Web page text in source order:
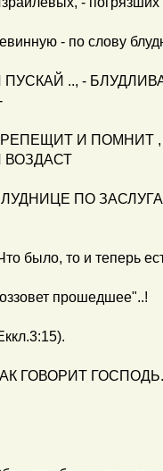
- по слову
ПУСКАЙ .., -
И ПОМНИТ
ВОЗДАСТ
ПО
было, то и теперь
прошедшее"..!
ГОВОРИТ